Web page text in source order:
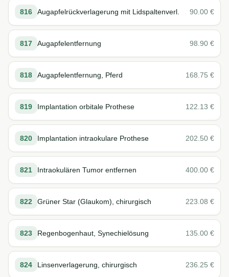
816 Augapfelrückverlagerung mit Lidspaltenverl. 90.00 €
817 Augapfelentfernung 98.90 €
818 Augapfelentfernung, Pferd 168.75 €
819 Implantation orbitale Prothese 122.13 €
820 Implantation intraokulare Prothese 202.50 €
821 Intraokulären Tumor entfernen 400.00 €
822 Grüner Star (Glaukom), chirurgisch 223.08 €
823 Regenbogenhaut, Synechielösung 135.00 €
824 Linsenverlagerung, chirurgisch 236.25 €